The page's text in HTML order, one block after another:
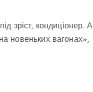
зріст, кондиціонер. А
новеньких вагонах»,